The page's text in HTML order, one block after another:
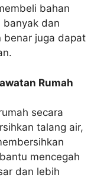
bahan
banyak dan
benar juga dapat
Rumah
secara
talang air,
mencegah
dan lebih